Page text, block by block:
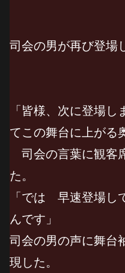
司会の男が再び登場
「皆様、次に登場
てこの舞台に上がる
司会の言葉に観客
た。
「では 早速登場し
んです」
司会の男の声に舞台
現した。